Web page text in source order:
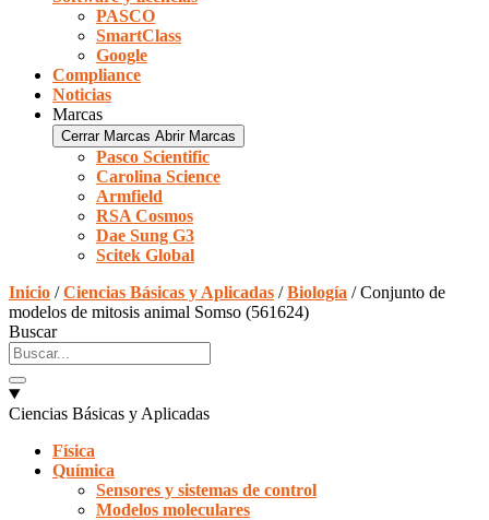
PASCO
SmartClass
Google
Compliance
Noticias
Marcas
Cerrar Marcas Abrir Marcas
Pasco Scientific
Carolina Science
Armfield
RSA Cosmos
Dae Sung G3
Scitek Global
Inicio /Ciencias Básicas y Aplicadas /Biología / Conjunto de
modelos de mitosis animal Somso (561624)
Buscar
Ciencias Básicas y Aplicadas
Física
Química
Sensores y sistemas de control
Modelos moleculares